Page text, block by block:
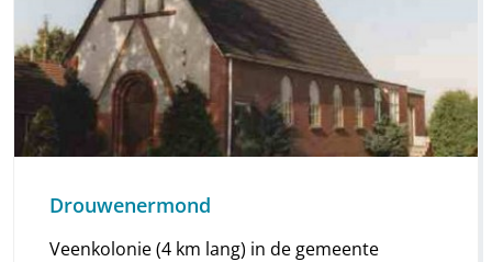
Drouwenermond
Veenkolonie (4 km lang) in de gemeente